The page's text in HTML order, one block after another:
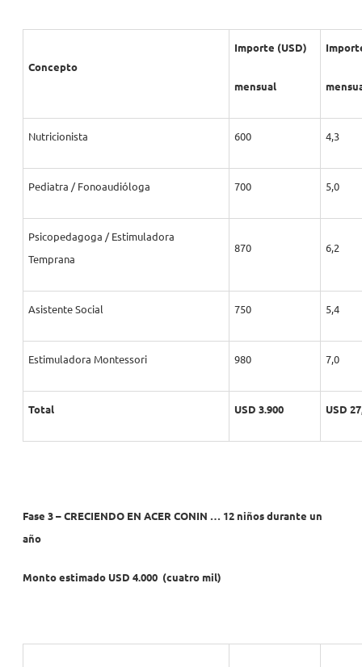
Concepto
Importe (USD)
mensual
Nutricionista 600 4,3
Pediatra / Fonoaudióloga 700 5,0
Psicopedagoga / Estimuladora
Temprana
870 6,2
Asistente Social 750 5,4
Estimuladora Montessori 980 7,0
Total USD 3.900 USD
Fase 3 – CRECIENDO EN ACER CONIN … 12 niños durante un
año
Monto estimado USD 4.000 (cuatro mil)